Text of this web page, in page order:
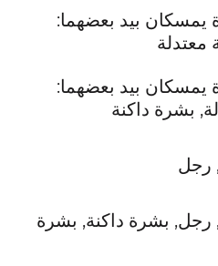
يمسكان بيد بعضهما:
معتدلة
يمسكان بيد بعضهما:
بشرة داكنة
رجل
رجل, بشرة داكنة, بشرة